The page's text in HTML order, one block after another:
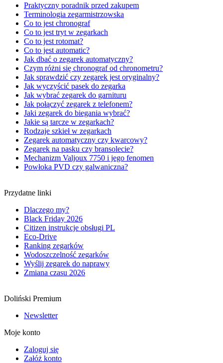
Praktyczny poradnik przed zakupem
Terminologia zegarmistrzowska
Co to jest chronograf
Co to jest tryt w zegarkach
Co to jest rotomat?
Co to jest automatic?
Jak dbać o zegarek automatyczny?
Czym różni się chronograf od chronometru?
Jak sprawdzić czy zegarek jest oryginalny?
Jak wyczyścić pasek do zegarka
Jak wybrać zegarek do garnituru
Jak połączyć zegarek z telefonem?
Jaki zegarek do biegania wybrać?
Jakie są tarcze w zegarkach?
Rodzaje szkieł w zegarkach
Zegarek automatyczny czy kwarcowy?
Zegarek na pasku czy bransolecie?
Mechanizm Valjoux 7750 i jego fenomen
Powłoka PVD czy galwaniczna?
Przydatne linki
Dlaczego my?
Black Friday 2026
Citizen instrukcje obsługi PL
Eco-Drive
Ranking zegarków
Wodoszczelność zegarków
Wyślij zegarek do naprawy
Zmiana czasu 2026
Doliński Premium
Newsletter
Moje konto
Zaloguj się
Załóż konto